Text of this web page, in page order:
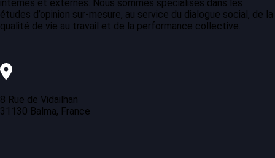
internes et externes. Nous sommes spécialisés dans les
études d’opinion sur-mesure, au service du dialogue social, de la
qualité de vie au travail et de la performance collective.
8 Rue de Vidailhan
31130 Balma, France